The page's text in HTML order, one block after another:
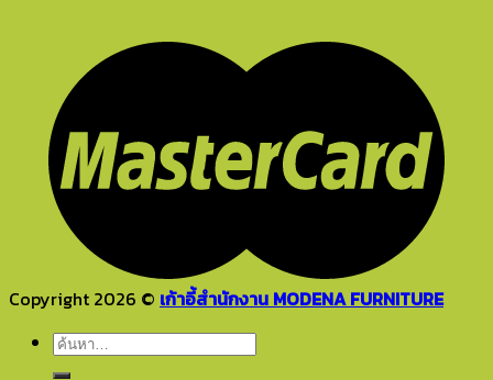
Copyright 2026 © เก้าอี้สำนักงาน MODENA FURNITURE
ค้นหา: